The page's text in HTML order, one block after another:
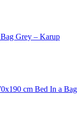
Grey – Karup
cm Bed In a Bag